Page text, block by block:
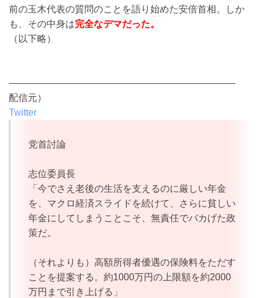
前の玉木代表の質問のことを語り始めた安倍首相。しか
も、その中身は完全なデマだった。
（以下略）
————————————————————————
配信元）
Twitter
党首討論
志位委員長
「今でさえ老後の生活を支えるのに厳しい年金
を、マクロ経済スライドを続けて、さらに貧しい
年金にしてしまうことこそ、無責任でバカげた政
策だ。
（それよりも）高額所得者優遇の保険料をただす
ことを提案する。約1000万円の上限額を約2000
万円まで引き上げる」